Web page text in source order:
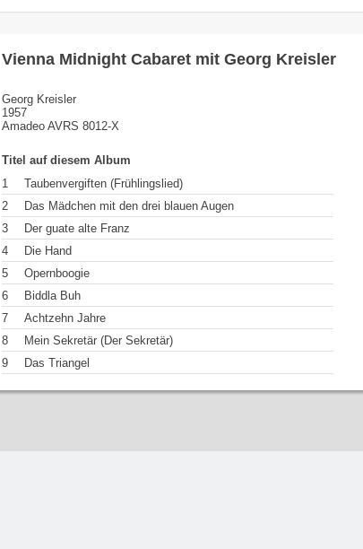
Vienna Midnight Cabaret mit Georg Kreisler
Georg Kreisler
1957
Amadeo AVRS 8012-X
Titel auf diesem Album
1
Taubenvergiften (Frühlingslied)
2
Das Mädchen mit den drei blauen Augen
3
Der guate alte Franz
4
Die Hand
5
Opernboogie
6
Biddla Buh
7
Achtzehn Jahre
8
Mein Sekretär (Der Sekretär)
9
Das Triangel